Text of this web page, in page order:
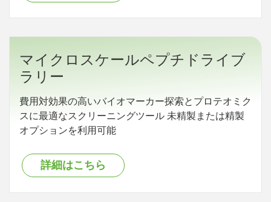
マイクロスケールペプチドライブ
ラリー
費用対効果の高いバイオマーカー探索とプロテオミク
スに最適なスクリーニングツール 未精製または精製
オプションを利用可能
詳細はこちら